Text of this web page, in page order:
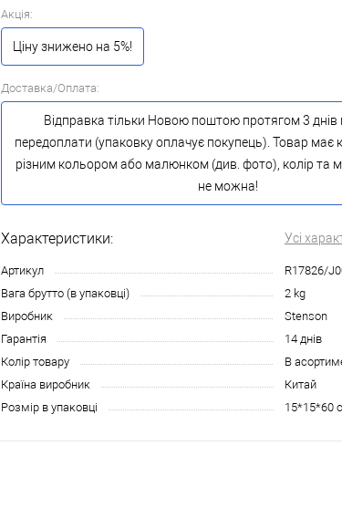
Акція:
Ціну знижено на 5%!
Доставка/Оплата:
Відправка тільки Новою поштою протягом 3 днів
передоплати (упаковку оплачує покупець). Товар має
різним кольором або малюнком (див. фото), колір та
не можна!
Характеристики: Усі
Артикул
R17826/
Вага брутто (в упаковці)
2 kg
Виробник
Stenson
Гарантія
14 днів
Колір товару
В
Країна виробник
Китай
Розмір в упаковці
15*15*60